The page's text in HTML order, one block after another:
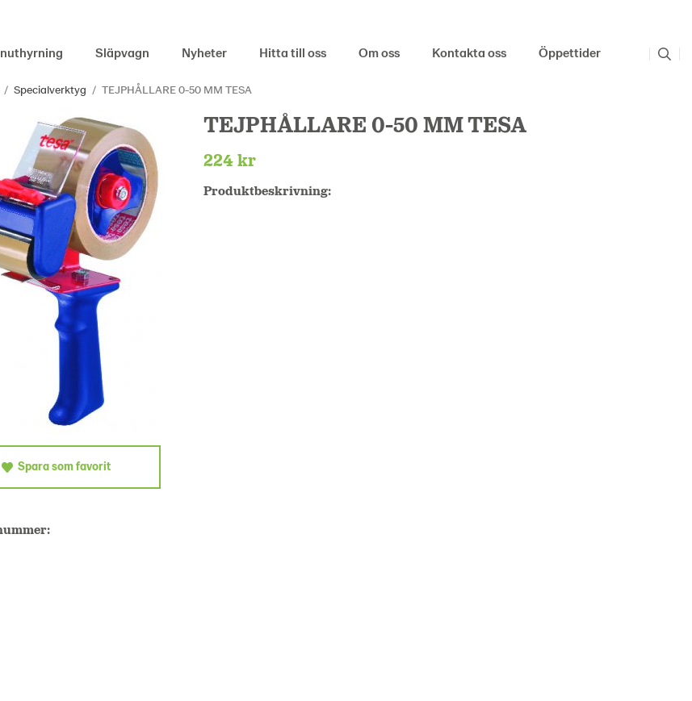
Släpvagn Nyheter Hitta till oss Om oss Kontakta oss Öppettider
/ Specialverktyg / TEJPHÅLLARE 0-50 MM TESA
TEJPHÅLLARE 0-50 MM TESA
224 kr
Produktbeskrivning:
Spara som favorit